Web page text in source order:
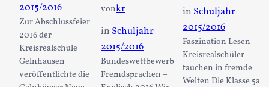
2015/2016
Zur Abschlussfeier
2016 der
Kreisrealschule
Gelnhausen
veröffentlichte die
vonkr
inSchuljahr
2015/2016
Bundeswettbewerb
Fremdsprachen –
inSchuljahr
2015/2016
Faszination Lesen –
Kreisrealschüler
tauchen in fremde
Welten Die Klasse 5a